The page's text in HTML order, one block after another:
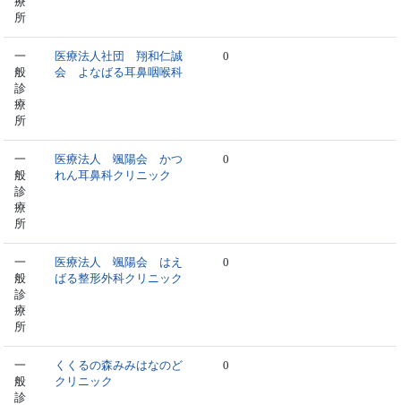
所
一
般
診
療
所
医療法人社団 翔和仁誠
会 よなばる耳鼻咽喉科
0
一
般
診
療
所
医療法人 颯陽会 かつ
れん耳鼻科クリニック
0
一
般
診
療
所
医療法人 颯陽会 はえ
ばる整形外科クリニック
0
一
般
診
くくるの森みみはなのど
クリニック
0